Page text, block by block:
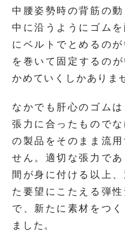
中腰姿勢時の背筋の
中に沿うようにゴム
にベルトでとめるの
を巻いて固定するの
かめていくしかありま
なかでも肝心のゴム
張力に合ったもので
の製品をそのまま流
せん。適切な張力で
間が身に付ける以上
た要望にこたえる弾
で、新たに素材をつ
ました。